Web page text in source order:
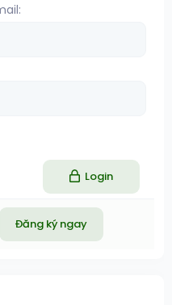
Login
Đăng ký ngay